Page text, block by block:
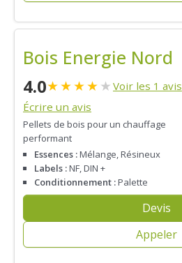
Bois Energie Nord
4.0★★★★★ Voir les 1 avis
Écrire un avis
Pellets de bois pour un chauffage
performant
Essences :Mélange, Résineux
Labels :NF, DIN +
Conditionnement :Palette
Devis
Appeler